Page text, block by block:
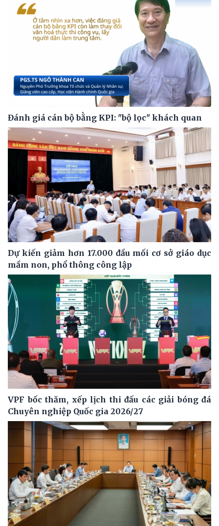
Đánh giá cán bộ bằng KPI: "bộ lọc" khách quan
Dự kiến giảm hơn 17.000 đầu mối cơ sở giáo dục
mầm non, phổ thông công lập
VPF bốc thăm, xếp lịch thi đấu các giải bóng đá
Chuyên nghiệp Quốc gia 2026/27